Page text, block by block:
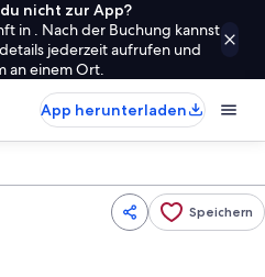
nicht zur App?
in . Nach der Buchung kannst
jederzeit aufrufen und
an einem Ort.
App herunterladen
Speichern